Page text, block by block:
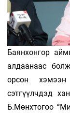
Баянхонгор
алдаанаас
орсон
сэтгүүлчдэд
Б.Мөнхтогоо